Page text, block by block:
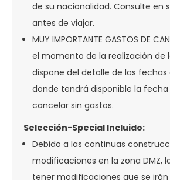
de su nacionalidad. Consulte en
antes de viajar.
MUY IMPORTANTE GASTOS DE
el momento de la realización de
dispone del detalle de las
donde tendrá disponible la
cancelar sin gastos.
Selección-Special Incluido:
Debido a las continuas
modificaciones en la zona DMZ,
tener modificaciones que se